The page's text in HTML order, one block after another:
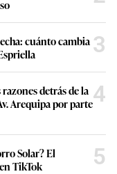
cuánto cambia 3
detrás de la
Arequipa por parte4
Solar? El
TikTok
5